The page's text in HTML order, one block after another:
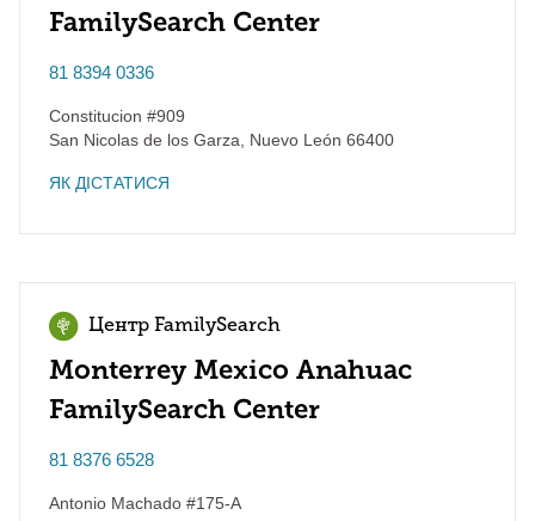
FamilySearch Center
81 8394 0336
Constitucion #909
San Nicolas de los Garza
Nuevo León 66400
ЯК ДІСТАТИСЯ
Центр FamilySearch
Monterrey Mexico Anahuac
FamilySearch Center
81 8376 6528
Antonio Machado #175-A